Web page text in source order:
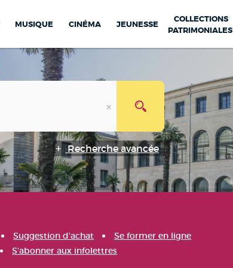
MUSIQUE CINÉMA JEUNESSE
COLLECTIONS
PATRIMONIALES
Recherche avancée
Suggestion d'achat
Se former en ligne
S'abonner aux infolettres